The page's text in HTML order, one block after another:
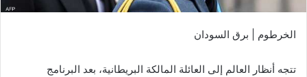
الخرطوم | برق السودان
تتجه أنظار العالم إلى العائلة المالكة البريطانية، بعد البرنامج